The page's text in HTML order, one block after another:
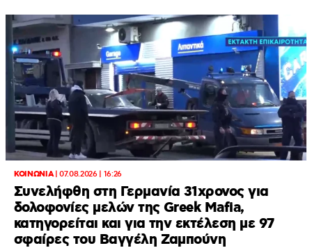
ΚΟΙΝΩΝΙΑ|07.08.2026 | 16:26
Συνελήφθη στη Γερμανία 31χρονος για
δολοφονίες μελών της Greek Mafia,
κατηγορείται και για την εκτέλεση με 97
σφαίρες του Βαγγέλη Ζαμπούνη